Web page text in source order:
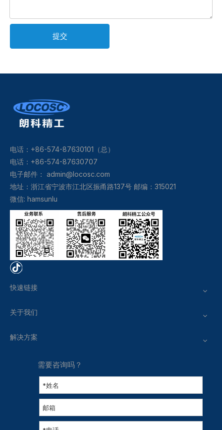
提交
电话：+86-574-87630101（总）
电话：+86-574-87630707
电子邮件： admin@locosc.com
地址：浙江省宁波市江北区振甬路137号 邮编：315021
微信: hamsunlu
快速链接
关于我们
解决方案
需要咨询吗？